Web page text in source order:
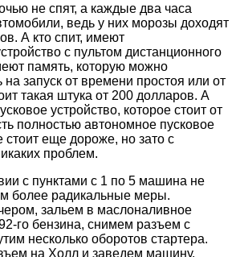
не спят, а каждые два часа
ведь у них морозы доходят
А кто спит, имеют
с пультом дистанционного
память, которую можно
запуск от времени простоя или от
такая штука от 200 долларов. А
устройство, которое стоит от
полностью автономное пусковое
стоит еще дороже, но зато с
проблем.
с пунктами с 1 по 5 машина не
более радикальные меры.
зальем в маслоналивное
го бензина, снимем разъем с
несколько оборотов стартера.
на Холл и заведем машину.